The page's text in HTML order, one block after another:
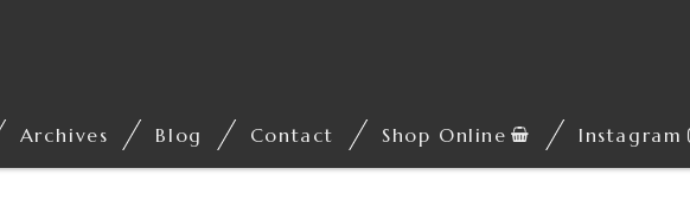
Archives Blog Contact Shop Online Instagram